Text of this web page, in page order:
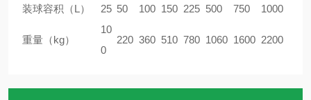
装球容积（L）
25 50 100 150 225 500 750 1000
重量（kg）
10
0
220 360 510 780 1060 1600 2200